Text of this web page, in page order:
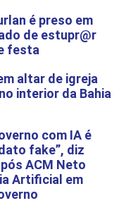
é preso em
de estupr@r
festa
altar de igreja
interior da Bahia
com IA é
fake”, diz
ACM Neto
Artificial em